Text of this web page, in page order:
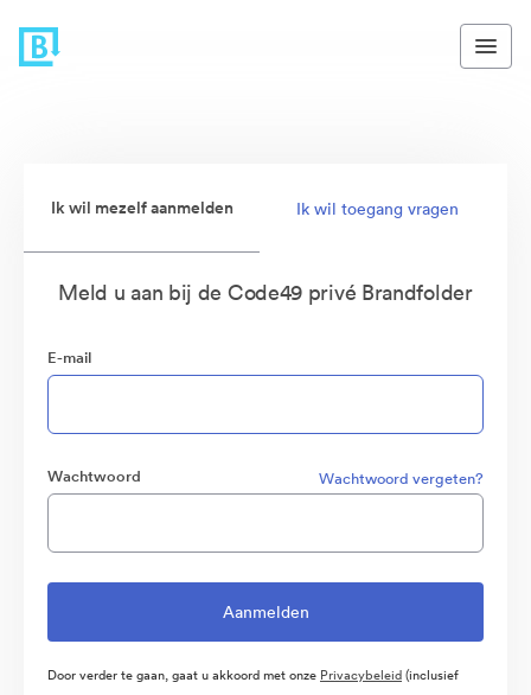
Ik wil mezelf aanmelden Ik wil toegang vragen
Meld u aan bij de Code49 privé Brandfolder
E-mail
Wachtwoord Wachtwoord vergeten?
Door verder te gaan, gaat u akkoord met onze Privacybeleid(inclusief